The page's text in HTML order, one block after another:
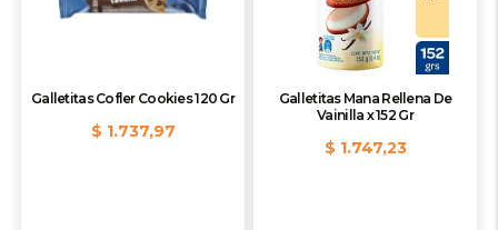
Galletitas Cofler Cookies 120 Gr
$ 1.737,97
Galletitas Mana Rellena De
Vainilla x 152 Gr
$ 1.747,23